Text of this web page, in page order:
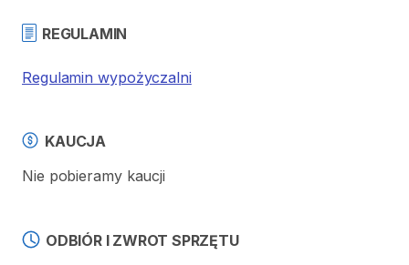
REGULAMIN
Regulamin wypożyczalni
KAUCJA
Nie pobieramy kaucji
ODBIÓR I ZWROT SPRZĘTU